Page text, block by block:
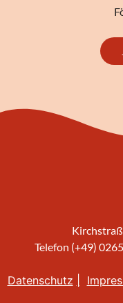
Telefon (+49)
Datenschutz